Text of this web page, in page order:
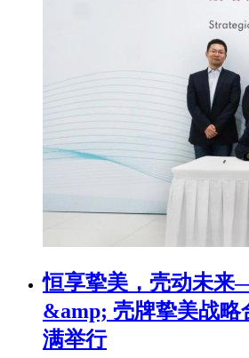
恒享挚美，壳动未
&amp; 壳牌挚美战略
满举行